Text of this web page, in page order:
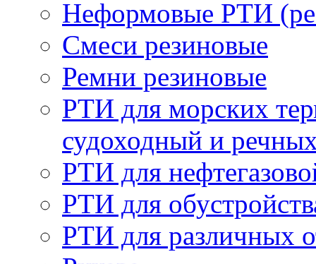
Неформовые РТИ
Смеси резиновые
Ремни резиновые
РТИ для морских
судоходный и
РТИ для
РТИ для
РТИ для различных